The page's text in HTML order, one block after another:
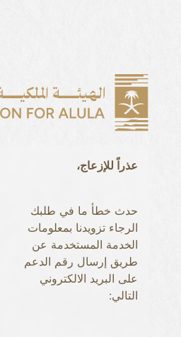
عذراً للإزعاج،
حدث خطأ ما في طلبك
الرجاء تزويدنا بمعلومات
الخدمة المستخدمة عن
طريق إرسال رقم الدعم
على البريد الالكتروني
التالي: